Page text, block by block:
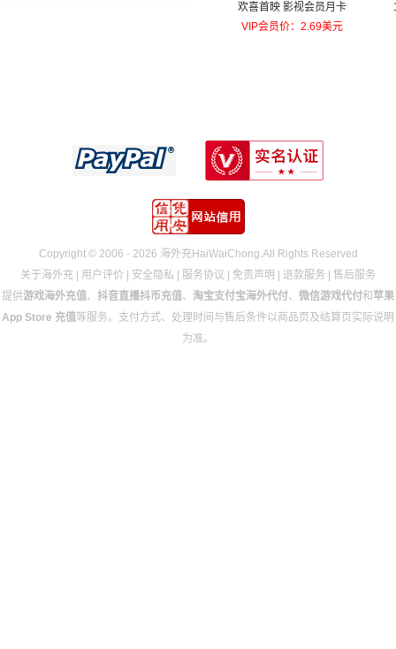
欢喜首映 影视会员月卡
VIP会员价：2.69美元
Copyright © 2006 - 2026 海外充HaiWaiChong.All Rights Reserved
关于海外充
用户评价 安全隐私 服务协议 免责声明 退款服务
售后服务
提供游戏海外充值、 抖音直播抖币充值、 淘宝支付宝海外代付、 微信游戏代付和 苹果
App Store 充值等服务。支付方式、处理时间与售后条件以商品页及结算页实际说明
为准。